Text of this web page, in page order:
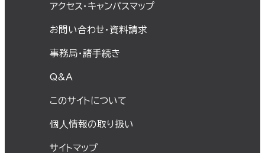
アクセス・キャンパスマップ
お問い合わせ・資料請求
事務局・諸⼿続き
Q&A
このサイトについて
個⼈情報の取り扱い
サイトマップ